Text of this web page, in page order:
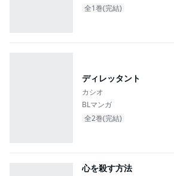
全1巻(完結)
ディレッタント
カシオ
BLマンガ
全2巻(完結)
心を殺す方法